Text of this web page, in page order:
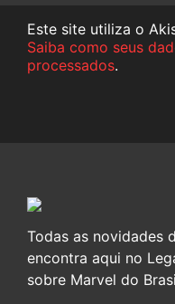
Este site utiliza o
Saiba como seus
processados.
Todas as novidades
encontra aqui no
sobre Marvel do